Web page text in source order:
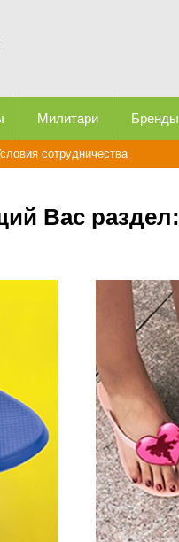
Милитари Бренды
сотрудничества
Вас раздел: